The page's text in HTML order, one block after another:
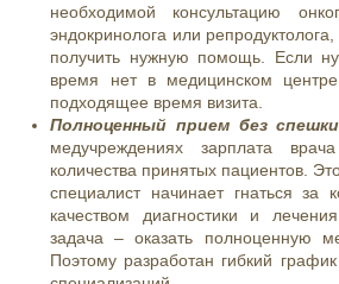
необходимой консультацию
эндокринолога или
получить нужную помощь. Если
время нет в медицинском
подходящее время визита.
Полноценный прием без
медучреждениях зарплата
количества принятых пациентов.
специалист начинает гнаться за
качеством диагностики и
задача – оказать полноценную
Поэтому разработан гибкий